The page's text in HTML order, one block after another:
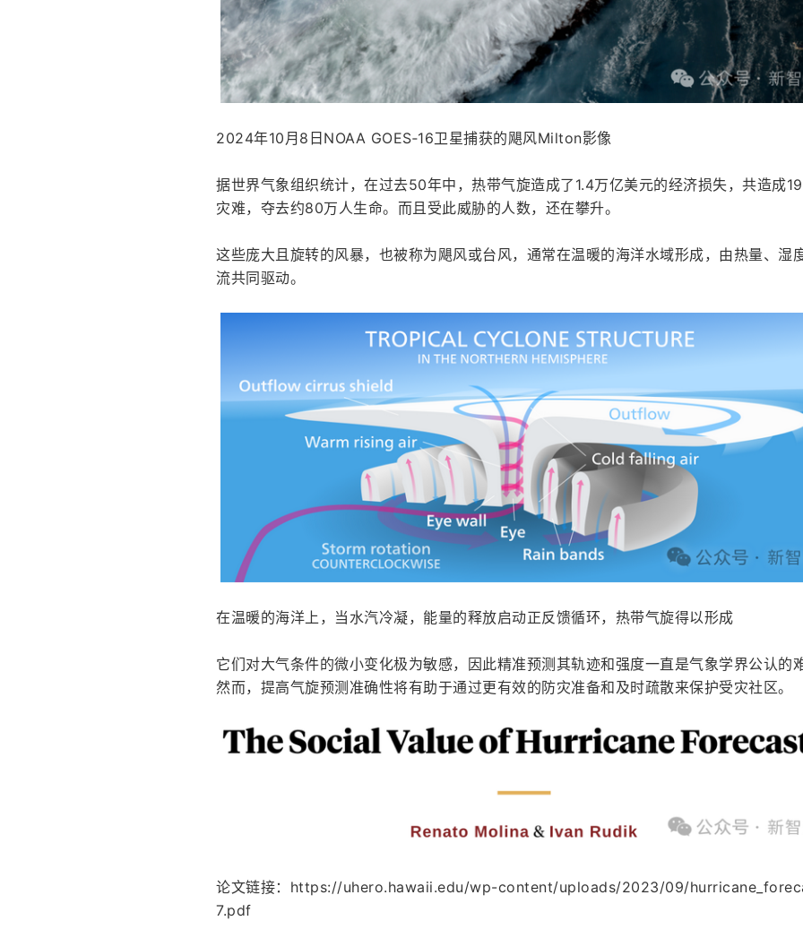
2024年10月8日NOAA GOES‑16卫星捕获的飓风Milton影像
据世界气象组织统计，在过去50年中，热带气旋造成了1.4万亿美元的经济损失，共造成
灾难，夺去约80万人生命。而且受此威胁的人数，还在攀升。
这些庞大且旋转的风暴，也被称为飓风或台风，通常在温暖的海洋水域形成，由热量、湿
流共同驱动。
在温暖的海洋上，当水汽冷凝，能量的释放启动正反馈循环，热带气旋得以形成
它们对大气条件的微小变化极为敏感，因此精准预测其轨迹和强度一直是气象学界公认的
然而，提高气旋预测准确性将有助于通过更有效的防灾准备和及时疏散来保护受灾社区。
论文链接：https://uhero.hawaii.edu/wp-content/uploads/2023/09/
7.pdf